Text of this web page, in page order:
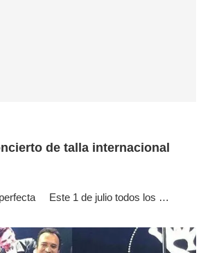
de talla internacional
perfecta Este 1 de julio todos los …